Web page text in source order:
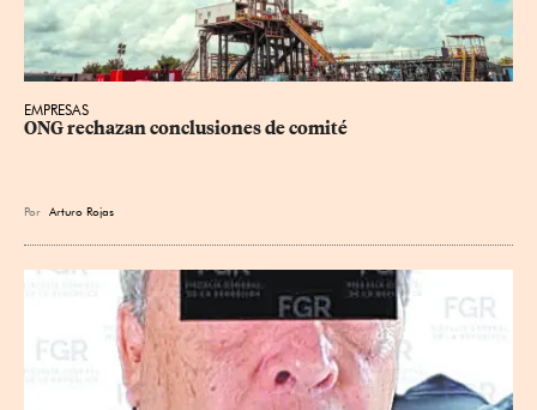
EMPRESAS
ONG rechazan conclusiones de comité
Por Arturo Rojas